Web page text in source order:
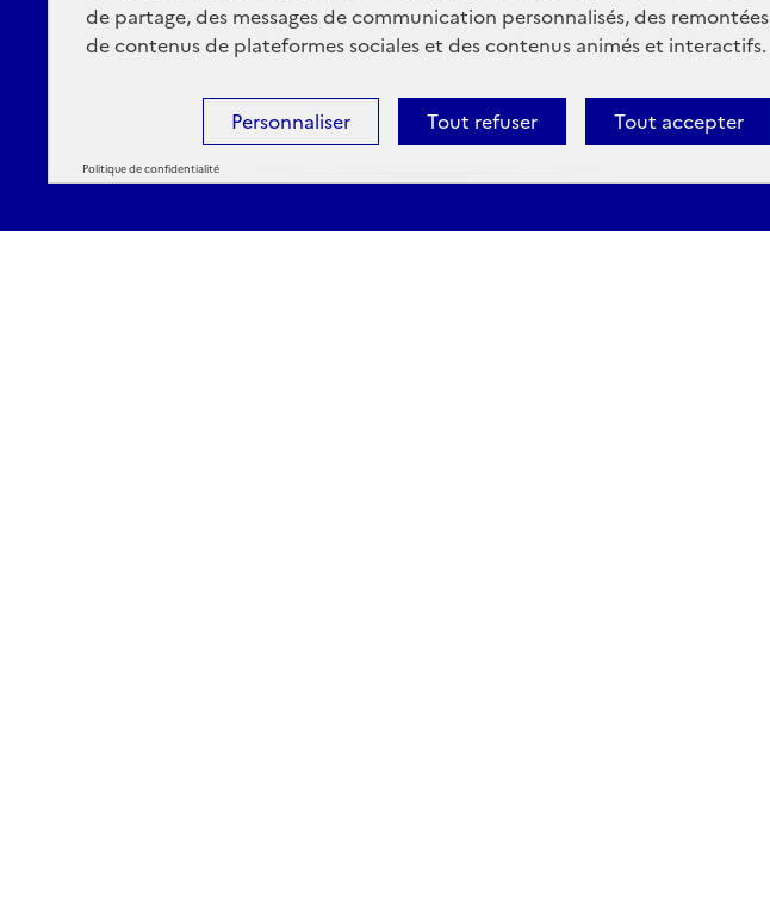
de partage, des messages de communication personnalisés, des remontées
de contenus de plateformes sociales et des contenus animés et interactifs.
Tout accepter
Tout refuser
Personnaliser
Politique de confidentialité